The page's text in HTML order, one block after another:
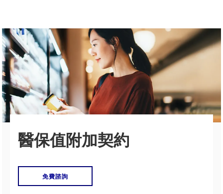
網上購買
產品
推廣計劃
下載
付款方式
聯絡我們
醫保值附加契約
免費諮詢